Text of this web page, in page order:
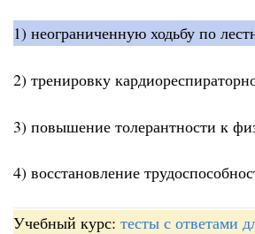
1) неограниченную ходьбу по
2) тренировку
3) повышение толерантности к
4) восстановление
Учебный курс: тесты с ответами